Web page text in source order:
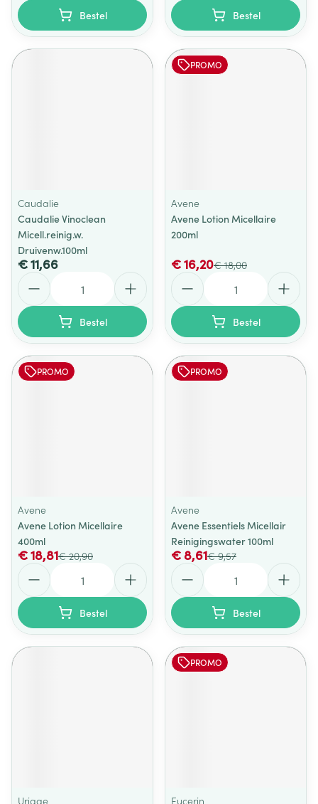
Bestel Bestel
Caudalie
Caudalie Vinoclean
Micell.reinig.w.
Druivenw.100ml
€ 11,66
Bestel
PROMO
Avene
Avene Lotion Micellaire
200ml
€ 18,00
€ 16,20
Bestel
PROMO
Avene
Avene Lotion Micellaire
400ml
€ 20,90
€ 18,81
Bestel
PROMO
Avene
Avene Essentiels Micellair
Reinigingswater 100ml
€ 9,57
€ 8,61
Bestel
Uriage
PROMO
Eucerin